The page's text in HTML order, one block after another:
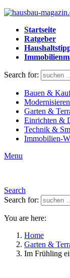
Startseite
Ratgeber
Search for:
Bauen &
Garten &
Einrichten &
Technik &
Immobilien-
Menu
Search
Search for:
You are here:
Home
Garten &
Im Frühling